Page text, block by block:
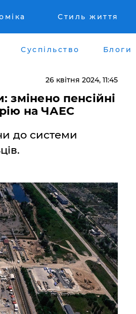
Стиль життя
Суспільство Блоги
26 квітня 2024, 11:45
змінено пенсійні
на ЧАЕС
до системи